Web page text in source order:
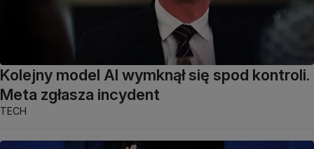
Kolejny model AI wymknął się spod kontroli.
Meta zgłasza incydent
TECH